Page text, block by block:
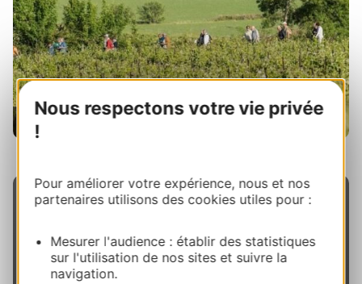
Nous respectons votre vie privée
!
Pour améliorer votre expérience, nous et nos
partenaires utilisons des cookies utiles pour :
Mesurer l'audience : établir des statistiques
sur l'utilisation de nos sites et suivre la
navigation.
Les 18 villages de l’AppellationCabardès
situés sur le versant sud de la Montagne Noire, au